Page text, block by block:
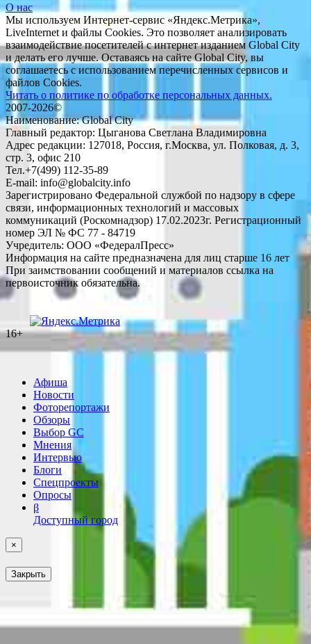
О нас
Мы используем Интернет-сервис «Яндекс.Метрика»,
LiveInternet и файлы Cookies. Это позволяет анализировать
взаимодействие посетителей с интернет изданием Global City
и делать его лучше. Оставаясь на сайте Global City, вы
соглашаетесь с использованием перечисленных сервисов и
файлов Cookies.
Читать о политике по обработке персональных данных.
2007-2026©
Наименование: Global City
Главный редактор: Цыганова Светлана Владимировна
Адрес редакции: 127018, Россия, г.Москва, ул. Полковая, д. 3,
стр. 3, офис 210
Тел.+7(499) 112-35-89
E-mail: info@globalcity.info
Зарегистрировано Федеральной службой по надзору в сфере
связи, информационных технологий и массовых
коммуникаций (Роскомнадзор) 17.02.2023г. Регистрационный
номер ЭЛ № ФС 77 - 84719
Учредитель: ООО «ФедералПресс»
Информация на сайте предназначена для лиц старше 16 лет
При заимствовании сообщений и материалов ссылка на
первоисточник обязательна.
16+
Афиша
Новости
Фоторепортажи
Обзоры
Выбор GC
Мнения
Интервью
Блоги
Спецпроекты
Опросы
β
Доступный город
×
Закрыть